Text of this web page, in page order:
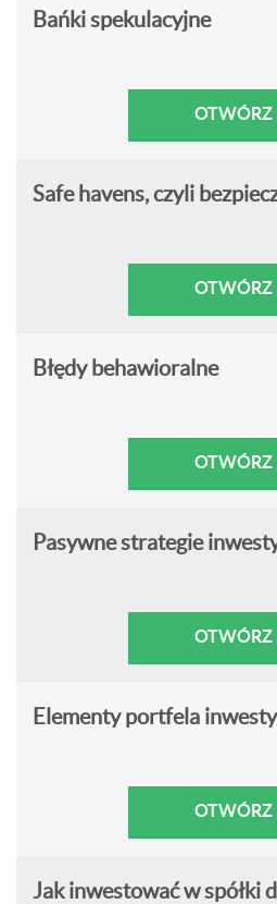
Bańki spekulacyjne
OTWÓRZ
Safe havens, czyli
OTWÓRZ
Błędy behawioralne
OTWÓRZ
Pasywne strategie
OTWÓRZ
Elementy portfela
OTWÓRZ
Jak inwestować w spółki